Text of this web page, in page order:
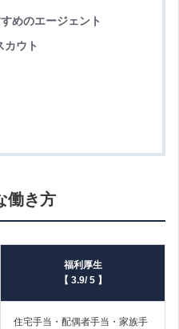
めのエージェント
カウト
働き方
福利厚生
【 3.9/ 5 】
住宅手当・配偶者手当・家族手